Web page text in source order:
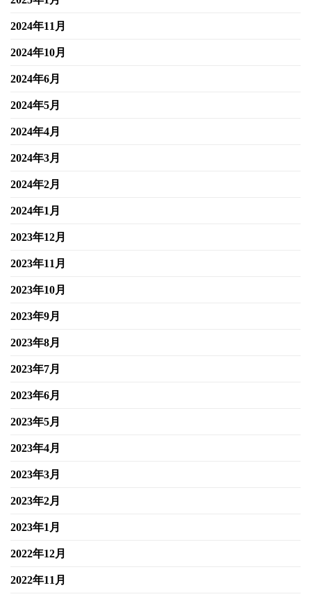
2024年11月
2024年10月
2024年6月
2024年5月
2024年4月
2024年3月
2024年2月
2024年1月
2023年12月
2023年11月
2023年10月
2023年9月
2023年8月
2023年7月
2023年6月
2023年5月
2023年4月
2023年3月
2023年2月
2023年1月
2022年12月
2022年11月